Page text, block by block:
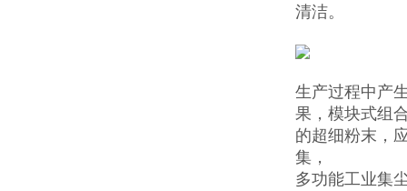
清洁。
生产过程中产
果，模块式组
的超细粉末，
集，
多功能工业集